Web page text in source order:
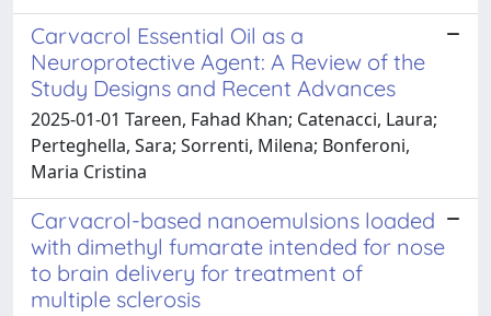
Carvacrol Essential Oil as a
Neuroprotective Agent: A Review of the
Study Designs and Recent Advances
2025-01-01 Tareen, Fahad Khan; Catenacci, Laura;
Perteghella, Sara; Sorrenti, Milena; Bonferoni,
Maria Cristina
Carvacrol-based nanoemulsions loaded
with dimethyl fumarate intended for nose
to brain delivery for treatment of
multiple sclerosis